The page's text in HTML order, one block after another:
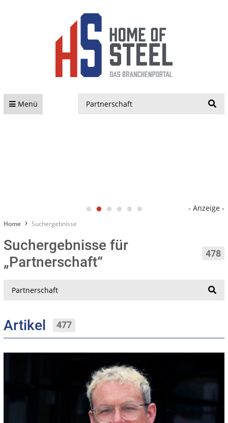
Menü
- Anzeige -
Home Suchergebnisse
Suchergebnisse für
„Partnerschaft“
478
Artikel 477